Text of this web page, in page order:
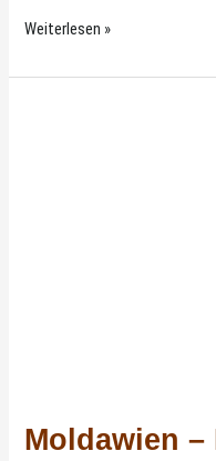
Weiterlesen »
Moldawien